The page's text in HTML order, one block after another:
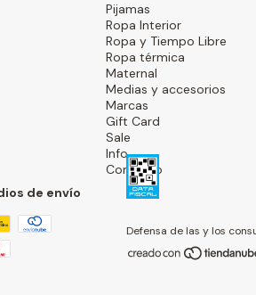
Pijamas
Ropa Interior
Ropa y Tiempo Libre
Ropa térmica
Maternal
Medias y accesorios
Marcas
Gift Card
Sale
Info
Contacto
de envío
Defensa de las y los